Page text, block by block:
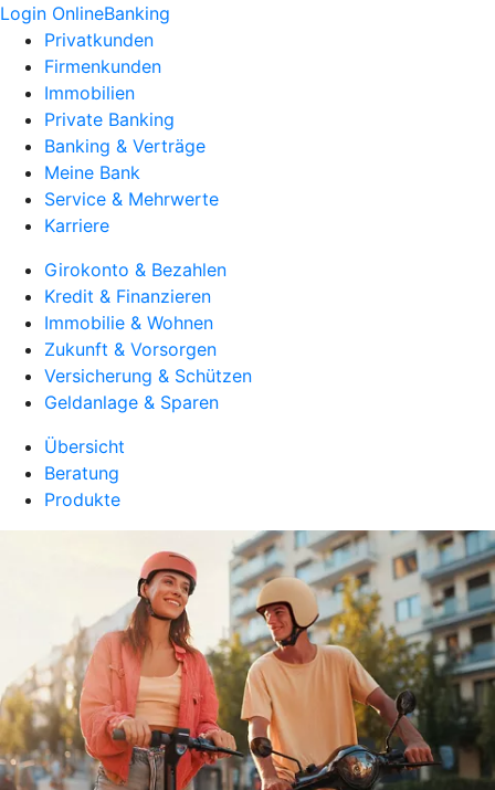
Login OnlineBanking
Privatkunden
Firmenkunden
Immobilien
Private Banking
Banking & Verträge
Meine Bank
Service & Mehrwerte
Karriere
Girokonto & Bezahlen
Kredit & Finanzieren
Immobilie & Wohnen
Zukunft & Vorsorgen
Versicherung & Schützen
Geldanlage & Sparen
Übersicht
Beratung
Produkte